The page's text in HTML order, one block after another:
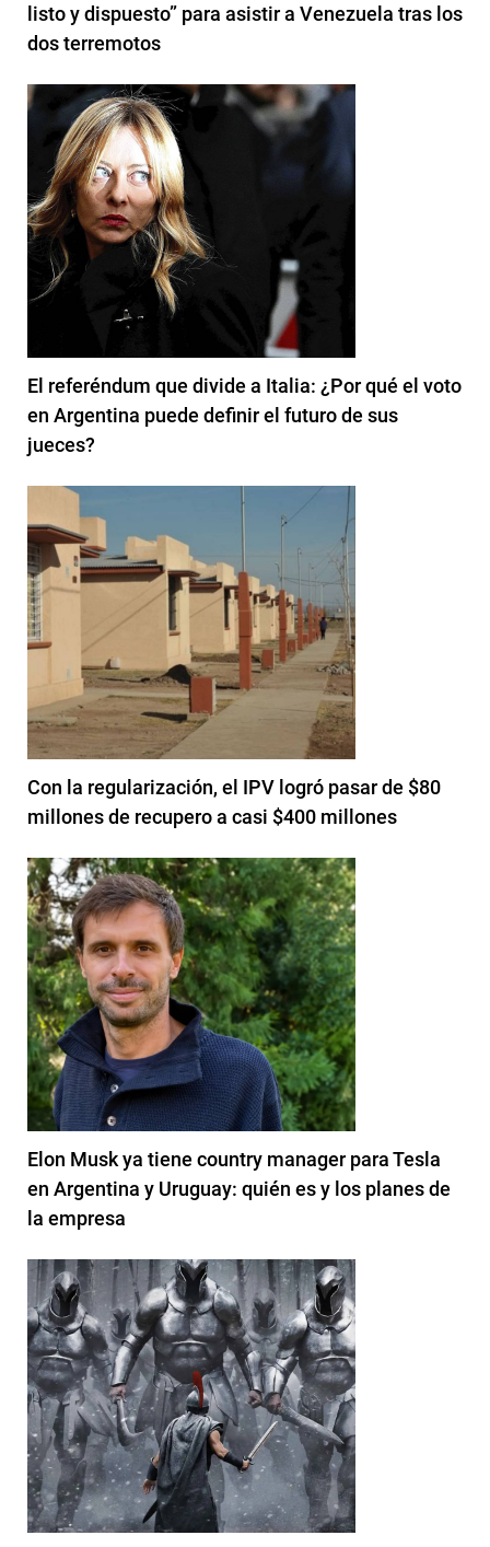
listo y dispuesto” para asistir a Venezuela tras los
dos terremotos
El referéndum que divide a Italia: ¿Por qué el voto
en Argentina puede definir el futuro de sus
jueces?
Con la regularización, el IPV logró pasar de $80
millones de recupero a casi $400 millones
Elon Musk ya tiene country manager para Tesla
en Argentina y Uruguay: quién es y los planes de
la empresa